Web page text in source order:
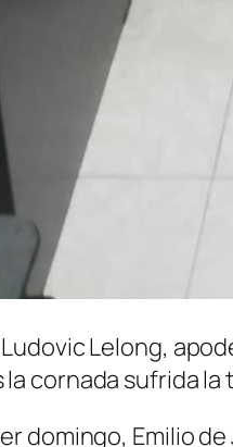
Lelong,
cornada sufrida la
domingo, Emilio